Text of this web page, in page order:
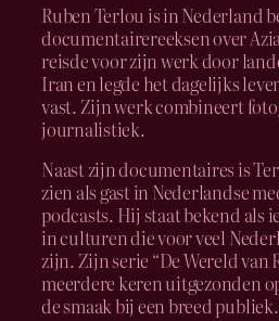
Ruben Terlou is in Nederland
documentairereeksen over
reisde voor zijn werk door
Iran en legde het dagelijks
vast. Zijn werk combineert
journalistiek.
Naast zijn documentaires is
zien als gast in Nederlandse
podcasts. Hij staat bekend als
in culturen die voor veel
zijn. Zijn serie “De Wereld van
meerdere keren uitgezonden
de smaak bij een breed publiek.